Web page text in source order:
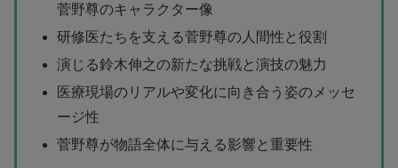
菅野尊のキャラクター像
研修医たちを支える菅野尊の人間性と役割
演じる鈴木伸之の新たな挑戦と演技の魅力
医療現場のリアルや変化に向き合う姿のメッセ
ージ性
菅野尊が物語全体に与える影響と重要性